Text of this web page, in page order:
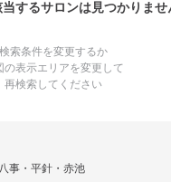
するサロンは見つかりませ
検索条件を変更するか
の表示エリアを変更して
再検索してください
八事・平針・赤池